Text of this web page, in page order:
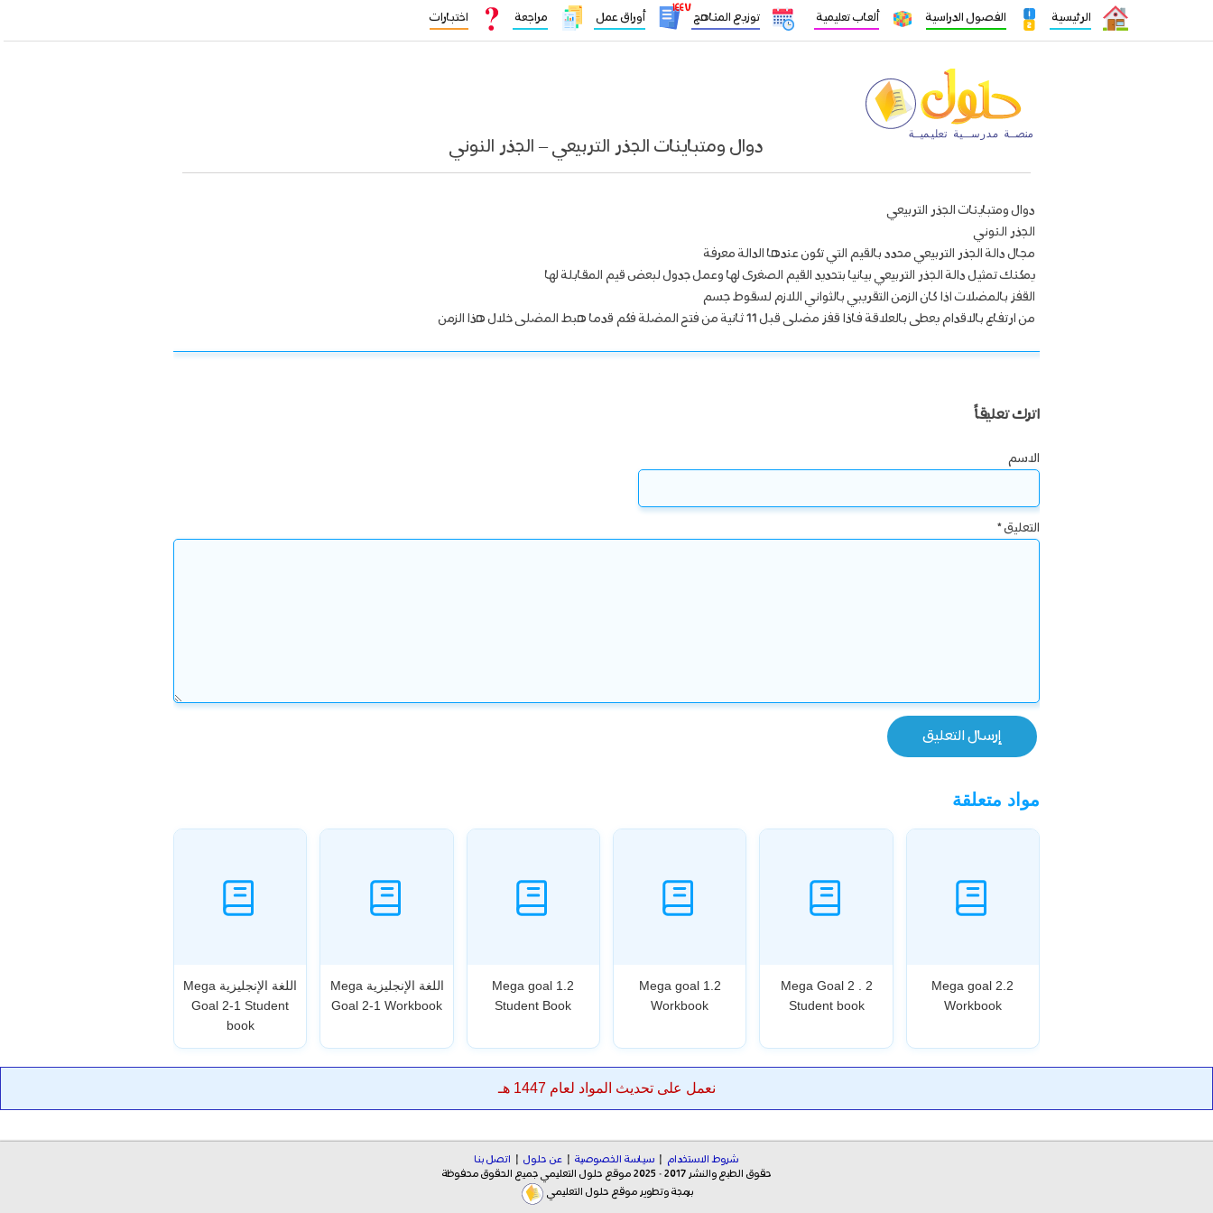
الرئيسية الفصول الدراسية ألعاب تعليمية توزيع المناهج
١٤٤٧
أوراق عمل مراجعة اختبارات
دوال ومتباينات الجذر التربيعي – الجذر النوني
دوال ومتباينات الجذر التربيعي
الجذر النوني
مجال دالة الجذر التربيعي محدد بالقيم التي تكون عندها الدالة معرفة
يمكنك تمثيل دالة الجذر التربيعي بيانيا بتحديد القيم الصغرى لها وعمل جدول لبعض قيم المقابلة لها
القفز بالمضلات اذا كان الزمن التقريبي بالثواني اللازم لسقوط جسم
من ارتفاع بالاقدام يعطى بالعلاقة فاذا قفز مضلى قبل 11 ثانية من فتح المضلة فكم قدما هبط المضلى خلال هذا الزمن
اترك تعليقاً
الاسم
التعليق*
مواد متعلقة
Mega goal 2.2
Workbook
Mega Goal 2 . 2
Student book
Mega goal 1.2
Workbook
Mega goal 1.2
Student Book
اللغة الإنجليزية Mega
Goal 2-1 Workbook
اللغة الإنجليزية Mega
Goal 2-1 Student
book
نعمل على تحديث المواد لعام 1447 هـ
شروط الاستخدام | سياسة الخصوصية | عن حلول |
اتصل بنا
حقوق الطبع والنشر 2017 - 2025 موقع حلول التعليمي جميع الحقوق محفوظة
برمجة وتطوير موقع حلول التعليمي